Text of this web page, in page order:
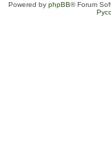
Powered by phpBB® Forum